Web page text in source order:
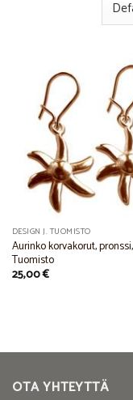
DESIGN J. TUOMISTO
Aurinko korvakorut, pronssi,
Tuomisto
25,00€
OTA YHTEYTTÄ